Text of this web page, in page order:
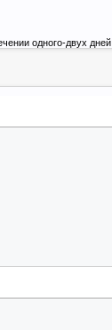
одного-двух дней.